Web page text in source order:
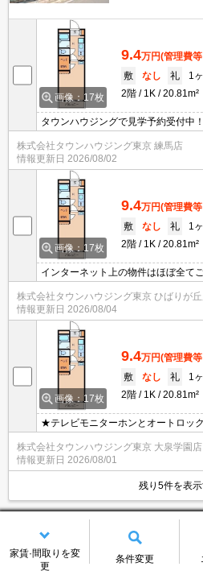
画像：17枚
9.4万円(管理費
敷
なし 礼
1
2階
1K 20.81m²
タウンハウジングで見学予約受付中
きる設備仕様！駅前商業施設の多さ
株式会社タウンハウジング東京 練馬店
情報更新日 2026/08/02
画像：17枚
9.4万円(管理費
敷
なし 礼
1
2階
1K 20.81m²
インターネット上の物件はほぼ全て
します。お気軽にお問合せください
バー1のタウンハウジングまで。
株式会社タウンハウジング東京 ひばりが
情報更新日 2026/08/04
画像：17枚
9.4万円(管理費
敷
なし 礼
1
2階
1K 20.81m²
★テレビモニターホンとオートロッ
乾燥機もお風呂にあります★
株式会社タウンハウジング東京 大泉学園店
情報更新日 2026/08/01
残り5件を表
レオパレスフェリース上
家賃·間取りを変
更
条件変更